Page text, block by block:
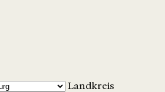
Landkreis